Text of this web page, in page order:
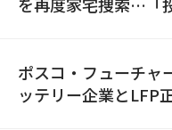
を再度家宅捜索…「
ポスコ・フューチャ
ッテリー企業とLFP